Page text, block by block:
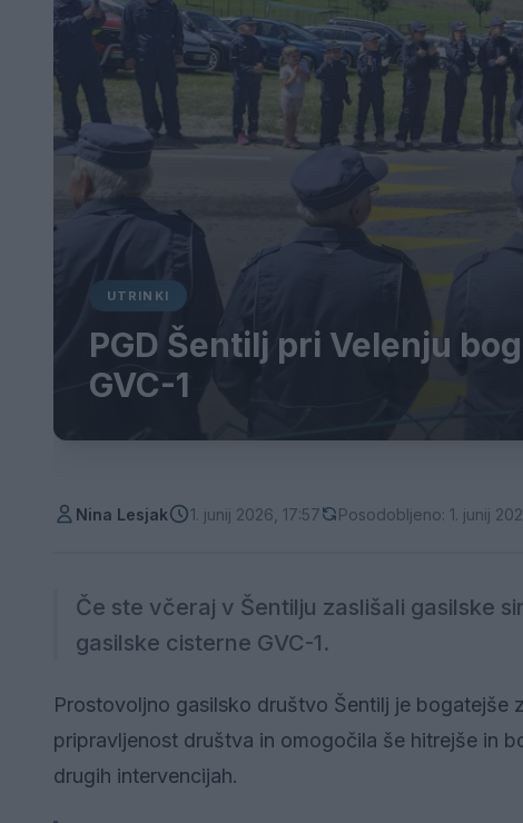
UTRINKI
PGD Šentilj pri Velenju
GVC-1
Nina Lesjak 1. junij 2026, 17:57 Posodobljeno: 1. junij
Če ste včeraj v Šentilju zaslišali gasilske
gasilske cisterne GVC-1.
Prostovoljno gasilsko društvo Šentilj je
pripravljenost društva in omogočila še hitrejše in
drugih intervencijah.